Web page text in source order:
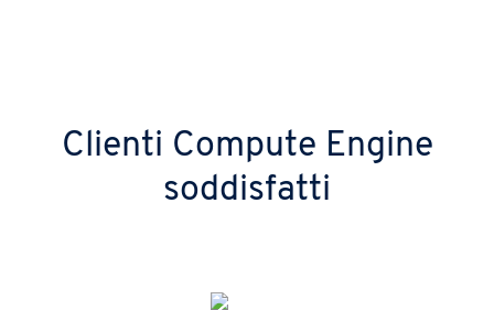
Clienti Compute Engine
soddisfatti